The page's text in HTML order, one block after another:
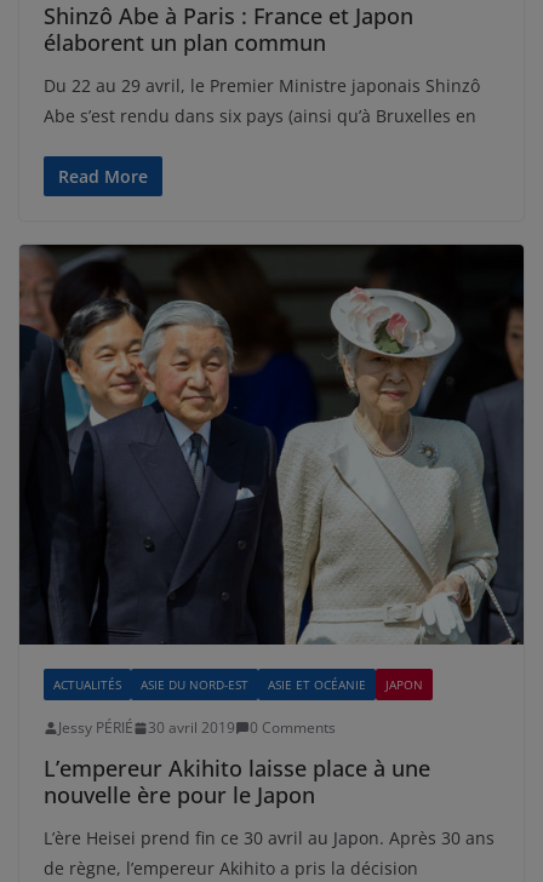
Shinzô Abe à Paris : France et Japon
élaborent un plan commun
Du 22 au 29 avril, le Premier Ministre japonais Shinzô
Abe s’est rendu dans six pays (ainsi qu’à Bruxelles en
Read More
ACTUALITÉS ASIE DU NORD-EST ASIE ET OCÉANIE JAPON
Jessy PÉRIÉ 30 avril 2019 0 Comments
L’empereur Akihito laisse place à une
nouvelle ère pour le Japon
L’ère Heisei prend fin ce 30 avril au Japon. Après 30 ans
de règne, l’empereur Akihito a pris la décision